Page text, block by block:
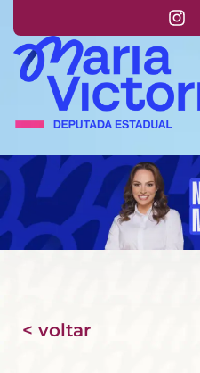
< voltar